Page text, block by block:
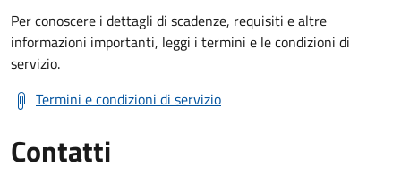
Per conoscere i dettagli di scadenze, requisiti e altre
informazioni importanti, leggi i termini e le condizioni di
servizio.
Termini e condizioni di servizio
Contatti